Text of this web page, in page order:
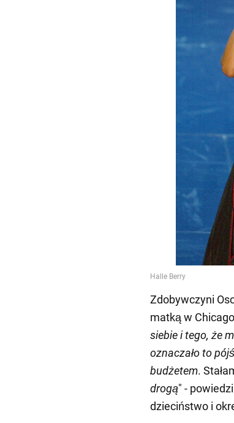
Zdobywczyni
matką w
siebie i tego, że
oznaczało to
budżetem.
drogą" -
dzieciństwo i